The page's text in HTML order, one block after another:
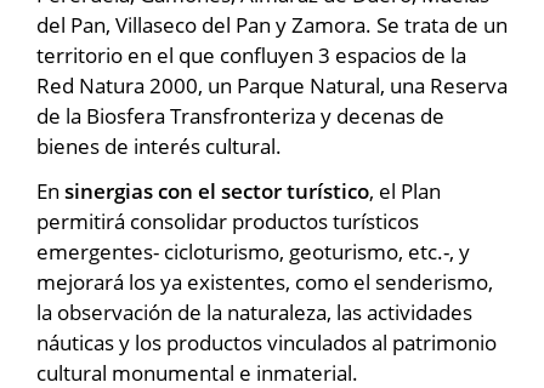
del Pan, Villaseco del Pan y Zamora. Se trata de un
territorio en el que confluyen 3 espacios de la
Red Natura 2000, un Parque Natural, una Reserva
de la Biosfera Transfronteriza y decenas de
bienes de interés cultural.
En sinergias con el sector turístico, el Plan
permitirá consolidar productos turísticos
emergentes- cicloturismo, geoturismo, etc.-, y
mejorará los ya existentes, como el senderismo,
la observación de la naturaleza, las actividades
náuticas y los productos vinculados al patrimonio
cultural monumental e inmaterial.